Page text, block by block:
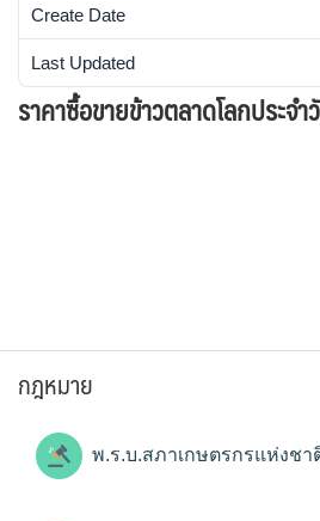
Create Date
Last Updated
ราคาซื้อขายข้าวตลาดโลกประจ
กฎหมาย
พ.ร.บ.สภาเกษตรกรแห่งชา